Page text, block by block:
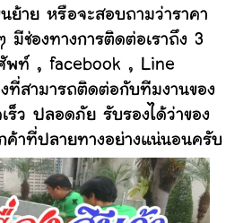
ย้าย หรือจะสอบถามว่าราคา
มีช่องทางการติดต่อเราถึง 3
ศัพท์ , facebook , Line
ที่สามารถติดต่อกับทีมงานของ
ร็ว ปลอดภัย รับรองได้ว่าของ
ค้าที่ปลายทางอย่างแน่นอนครับ